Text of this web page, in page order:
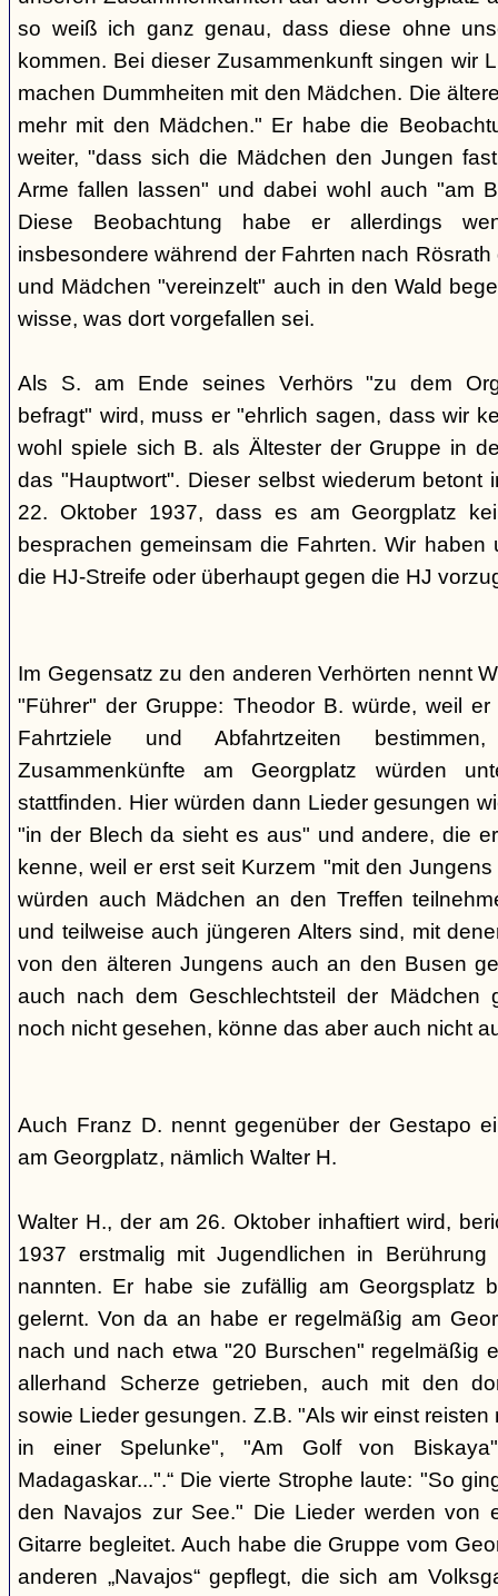
so weiß ich ganz genau, dass diese ohne
kommen. Bei dieser Zusammenkunft singen wir
machen Dummheiten mit den Mädchen. Die
mehr mit den Mädchen." Er habe die
weiter, "dass sich die Mädchen den Jungen
Arme fallen lassen" und dabei wohl auch "am
Diese Beobachtung habe er allerdings
insbesondere während der Fahrten nach
und Mädchen "vereinzelt" auch in den Wald
wisse, was dort vorgefallen sei.
Als S. am Ende seines Verhörs "zu dem
befragt" wird, muss er "ehrlich sagen, dass wir
wohl spiele sich B. als Ältester der Gruppe in
das "Hauptwort". Dieser selbst wiederum betont
22. Oktober 1937, dass es am Georgplatz
besprachen gemeinsam die Fahrten. Wir
die HJ-Streife oder überhaupt gegen die HJ
Im Gegensatz zu den anderen Verhörten nennt
"Führer" der Gruppe: Theodor B. würde, weil
Fahrtziele und Abfahrtzeiten
Zusammenkünfte am Georgplatz würden
stattfinden. Hier würden dann Lieder gesungen
"in der Blech da sieht es aus" und andere, die
kenne, weil er erst seit Kurzem "mit den
würden auch Mädchen an den Treffen
und teilweise auch jüngeren Alters sind, mit
von den älteren Jungens auch an den Busen
auch nach dem Geschlechtsteil der Mädchen
noch nicht gesehen, könne das aber auch nicht
Auch Franz D. nennt gegenüber der Gestapo
am Georgplatz, nämlich Walter H.
Walter H., der am 26. Oktober inhaftiert wird,
1937 erstmalig mit Jugendlichen in
nannten. Er habe sie zufällig am Georgsplatz
gelernt. Von da an habe er regelmäßig am
nach und nach etwa "20 Burschen" regelmäßig
allerhand Scherze getrieben, auch mit den
sowie Lieder gesungen. Z.B. "Als wir einst
in einer Spelunke", "Am Golf von
Madagaskar...".“ Die vierte Strophe laute: "So
den Navajos zur See." Die Lieder werden von
Gitarre begleitet. Auch habe die Gruppe vom
anderen „Navajos“ gepflegt, die sich am